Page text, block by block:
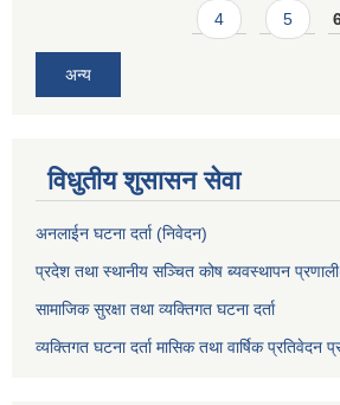
4 5
अन्य
विधुतीय शुसासन सेवा
अनलाईन घटना दर्ता (निवेदन)
प्रदेश तथा स्थानीय सञ्चित कोष ब्यवस्थापन
सामाजिक सुरक्षा तथा व्यक्तिगत घटना दर्ता
व्यक्तिगत घटना दर्ता मासिक तथा वार्षिक प्रतिवेदन